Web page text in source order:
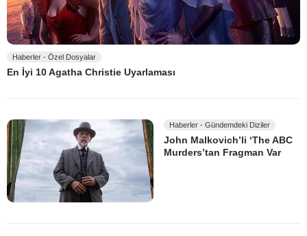
Haberler - Özel Dosyalar
En İyi 10 Agatha Christie Uyarlaması
Haberler - Gündemdeki Diziler
John Malkovich’li ‘The ABC
Murders’tan Fragman Var